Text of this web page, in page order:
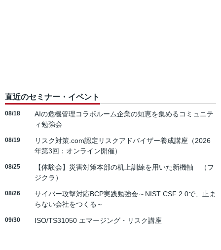
直近のセミナー・イベント
08/18
AIの危機管理コラボルーム企業の知恵を集めるコミュニテ
ィ勉強会
08/19
リスク対策.com認定リスクアドバイザー養成講座（2026
年第3回：オンライン開催）
08/25
【体験会】災害対策本部の机上訓練を用いた新機軸 （フ
ジクラ）
08/26
サイバー攻撃対応BCP実践勉強会～NIST CSF 2.0で、止ま
らない会社をつくる～
09/30 ISO/TS31050 エマージング・リスク講座